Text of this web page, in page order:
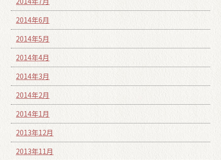
2014年6月
2014年5月
2014年4月
2014年3月
2014年2月
2014年1月
2013年12月
2013年11月